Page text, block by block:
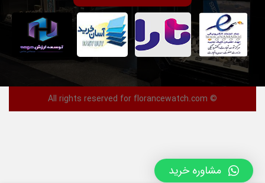
© All rights reserved for florancewatch.com
مشاوره خرید